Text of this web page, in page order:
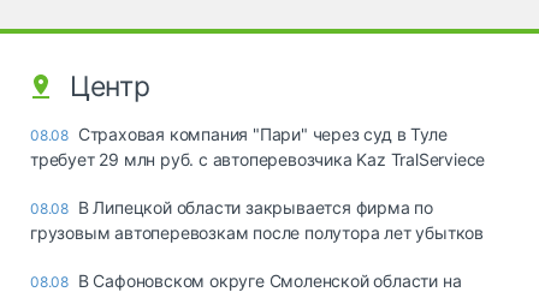
Центр
08.08 Страховая компания "Пари" через суд в Туле
требует 29 млн руб. с автоперевозчика Kaz TralServiece
08.08 В Липецкой области закрывается фирма по
грузовым автоперевозкам после полутора лет убытков
08.08 В Сафоновском округе Смоленской области на